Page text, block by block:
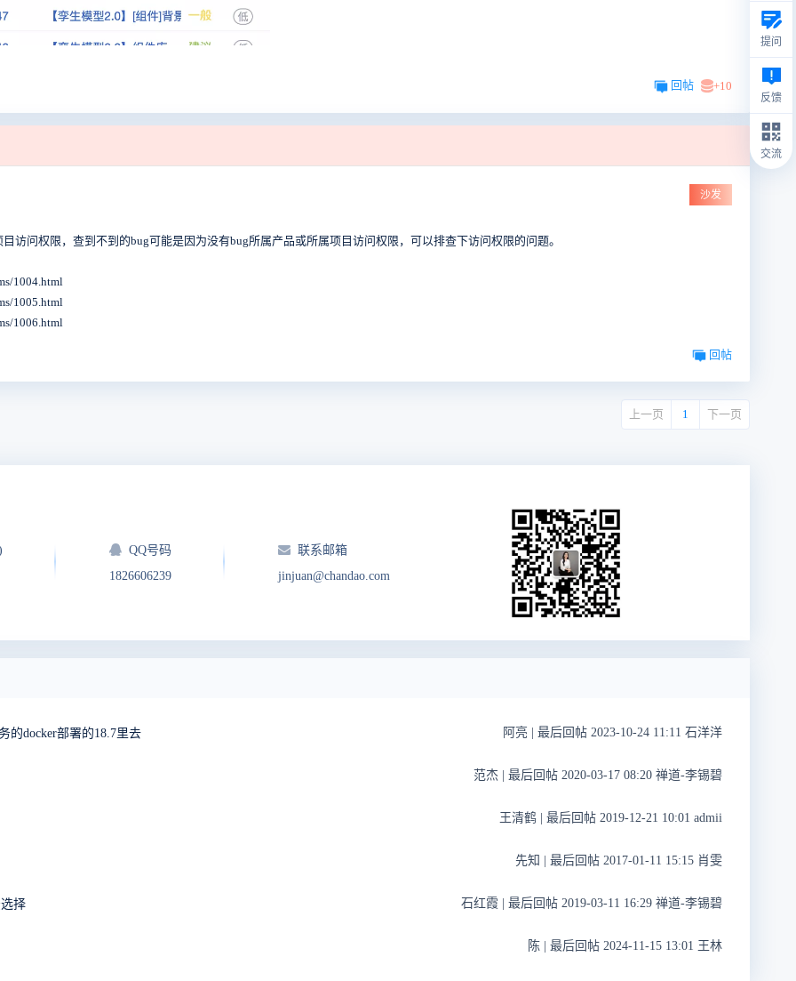
回帖 +10
沙发
访问权限，查到不到的bug可能是因为没有bug所属产品或所属项目访问权限，可以排查下访问权限的问题。
1004.html
1005.html
1006.html
回帖
上一页 1 下一页
QQ号码
1826606239
联系邮箱
jinjuan@chandao.com
的docker部署的18.7里去 阿亮 最后回帖 2023-10-24 11:11 石洋洋
范杰 最后回帖 2020-03-17 08:20 禅道-李锡碧
王清鹤 最后回帖 2019-12-21 10:01 admii
先知 最后回帖 2017-01-11 15:15 肖雯
择 石红霞 最后回帖 2019-03-11 16:29 禅道-李锡碧
陈 最后回帖 2024-11-15 13:01 王林
提问
反馈
交流